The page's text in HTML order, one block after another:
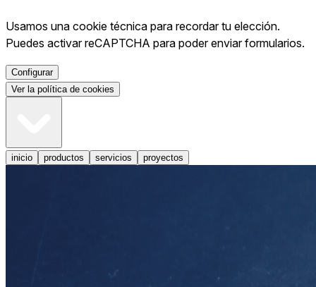
Usamos una cookie técnica para recordar tu elección.
Puedes activar reCAPTCHA para poder enviar formularios.
Configurar
Ver la política de cookies
inicio productos servicios proyectos